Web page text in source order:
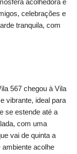
acolhedora e
celebrações e
tranquila, com
567 chegou à Vila
vibrante, ideal para
se estende até a
com uma
vai de quinta a
acolhe